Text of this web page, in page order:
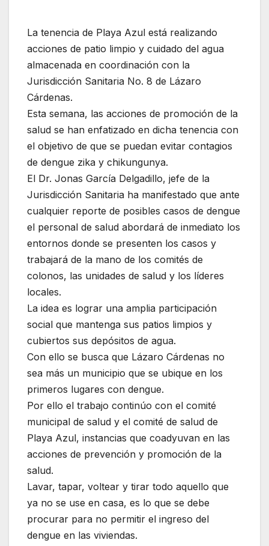
La tenencia de Playa Azul está realizando
acciones de patio limpio y cuidado del agua
almacenada en coordinación con la
Jurisdicción Sanitaria No. 8 de Lázaro
Cárdenas.
Esta semana, las acciones de promoción de la
salud se han enfatizado en dicha tenencia con
el objetivo de que se puedan evitar contagios
de dengue zika y chikungunya.
El Dr. Jonas García Delgadillo, jefe de la
Jurisdicción Sanitaria ha manifestado que ante
cualquier reporte de posibles casos de dengue
el personal de salud abordará de inmediato los
entornos donde se presenten los casos y
trabajará de la mano de los comités de
colonos, las unidades de salud y los líderes
locales.
La idea es lograr una amplia participación
social que mantenga sus patios limpios y
cubiertos sus depósitos de agua.
Con ello se busca que Lázaro Cárdenas no
sea más un municipio que se ubique en los
primeros lugares con dengue.
Por ello el trabajo continúo con el comité
municipal de salud y el comité de salud de
Playa Azul, instancias que coadyuvan en las
acciones de prevención y promoción de la
salud.
Lavar, tapar, voltear y tirar todo aquello que
ya no se use en casa, es lo que se debe
procurar para no permitir el ingreso del
dengue en las viviendas.